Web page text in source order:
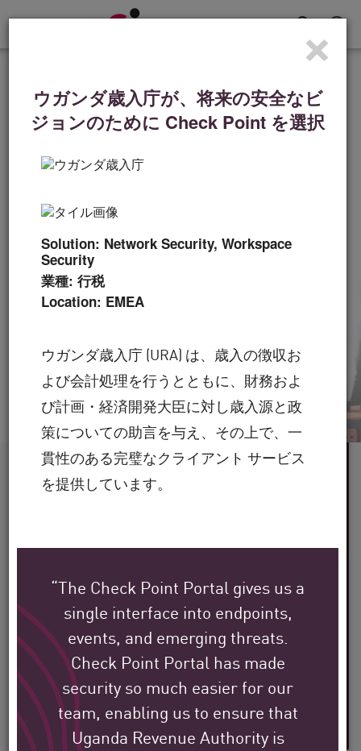
×
ウガンダ歳入庁が、将来の安全なビ
ジョンのために Check Point を選択
Solution: Network Security, Workspace
Security
業種: 行税
Location: EMEA
ウガンダ歳入庁 (URA) は、歳入の徴収お
よび会計処理を行うとともに、財務およ
び計画・経済開発大臣に対し歳入源と政
策についての助言を与え、その上で、一
貫性のある完璧なクライアント サービス
を提供しています。
“The Check Point Portal gives us a
single interface into endpoints,
events, and emerging threats.
Check Point Portal has made
security so much easier for our
team, enabling us to ensure that
Uganda Revenue Authority is
デンバー・ブロンコスに
とって、ディフェンスは
勝利の戦略だ
た重要です。その点でもチェック・ポイントは
最前線に立っています。」
60 を超える
世界中に
100,000 を超える
クライアント
30 年を超える
業界での専門知識